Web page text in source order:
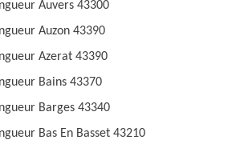
Auvers 43300
Auzon 43390
Azerat 43390
Bains 43370
Barges 43340
Bas En Basset 43210